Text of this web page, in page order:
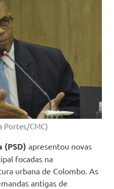
Portes/CMC)
(PSD) apresentou novas
focadas na
urbana de Colombo. As
antigas de